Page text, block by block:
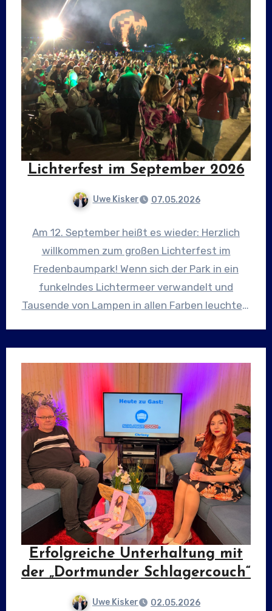
Lichterfest im September 2026
Uwe Kisker 07.05.2026
Am 12. September heißt es wieder: Herzlich
willkommen zum großen Lichterfest im
Fredenbaumpark! Wenn sich der Park in ein
funkelndes Lichtermeer verwandelt und
Tausende von Lampen in allen Farben leuchten,
Erfolgreiche Unterhaltung mit
der „Dortmunder Schlagercouch“
Uwe Kisker 02.05.2026